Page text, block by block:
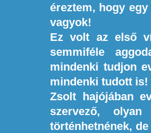
éreztem, hogy
vagyok!
Ez volt az első
semmiféle
mindenki tudjon
mindenki tudott is!
Zsolt hajójában
szervező,
történhetnének,